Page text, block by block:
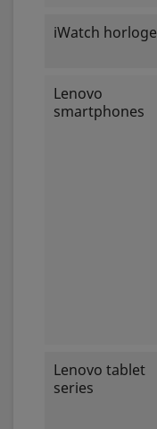
iWatch horloge
Lenovo
smartphones
Lenovo tablet
series